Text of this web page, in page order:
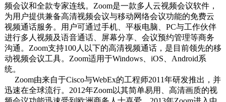
频会议和全款专家连线。Zoom是一款多人云视频会议软件，
为用户提供兼备高清视频会议与移动网络会议功能的免费云
视频通话服务。用户可通过手机、平板电脑、PC与工作伙伴
进行多人视频及语音通话、屏幕分享、会议预约管理等商务
沟通。Zoom支持100人以下的高清视频通话，是目前领先的移
动视频会议工具。Zoom适用于Windows、iOS、Android系
统。
Zoom由来自于Cisco与WebEx的工程师2011年研发推出，并
迅速在全球流行。2012年Zoom以其简单易用、高清画质的视